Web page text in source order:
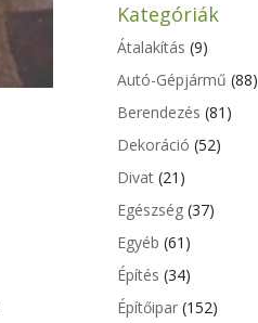
Kategóriák
Átalakítás (9)
Autó-Gépjármű (88)
Berendezés (81)
Dekoráció (52)
Divat (21)
Egészség (37)
Egyéb (61)
Építés (34)
Építőipar (152)